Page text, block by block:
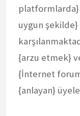
platformlarda}
uygun
{arzu etmek}
{İnternet
{anlayan}